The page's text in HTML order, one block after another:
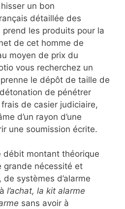
un bon
détaillée des
prend les produits pour la
de cet homme de
moyen de prix du
vous recherchez un
le dépôt de taille de
de pénétrer
de casier judiciaire,
d’un rayon d’une
une soumission écrite.
débit montant théorique
grande nécessité et
systèmes d’alarme
l’achat, la kit alarme
sans avoir à